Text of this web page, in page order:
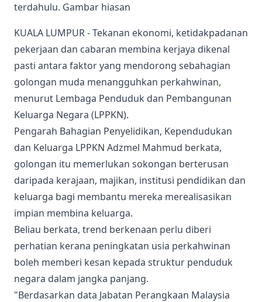
terdahulu. Gambar hiasan
KUALA LUMPUR - Tekanan ekonomi, ketidakpadanan
pekerjaan dan cabaran membina kerjaya dikenal
pasti antara faktor yang mendorong sebahagian
golongan muda menangguhkan perkahwinan,
menurut Lembaga Penduduk dan Pembangunan
Keluarga Negara (LPPKN).
Pengarah Bahagian Penyelidikan, Kependudukan
dan Keluarga LPPKN Adzmel Mahmud berkata,
golongan itu memerlukan sokongan berterusan
daripada kerajaan, majikan, institusi pendidikan dan
keluarga bagi membantu mereka merealisasikan
impian membina keluarga.
Beliau berkata, trend berkenaan perlu diberi
perhatian kerana peningkatan usia perkahwinan
boleh memberi kesan kepada struktur penduduk
negara dalam jangka panjang.
"Berdasarkan data Jabatan Perangkaan Malaysia